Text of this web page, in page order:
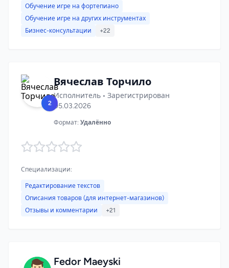
Обучение игре на фортепиано
Обучение игре на других инструментах
Бизнес-консультации
+22
2
Вячеслав Торчило
Исполнитель • Зарегистрирован
05.03.2026
Формат: Удалённо
Специализации:
Редактирование текстов
Описания товаров (для интернет-магазинов)
Отзывы и комментарии
+21
Fedor Maeyski